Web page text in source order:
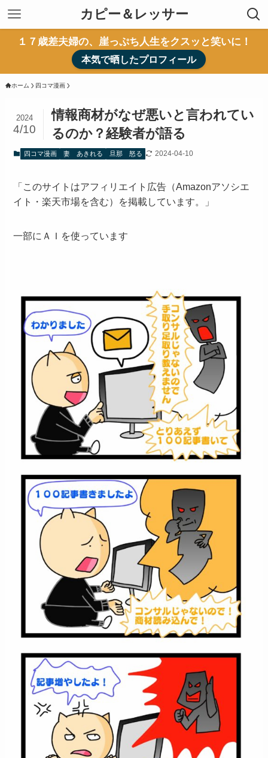
カピー＆レッサー
１７歳差夫婦の、崖っぷち人生をクスッと笑いに！
本気で晒したプロフィール
ホーム 四コマ漫画
情報商材がなぜ悪いと言われてい
るのか？経験者が語る
2024
4/10
四コマ漫画 妻 あきれる 旦那 怒る 2024-04-10
「このサイトはアフィリエイト広告（Amazonアソシエ
イト・楽天市場を含む）を掲載しています。」
一部にＡＩを使っています